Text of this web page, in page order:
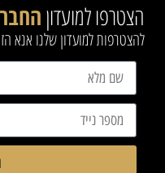
הצטרפו למועדון
להצטרפות למועדון שלנו אנא